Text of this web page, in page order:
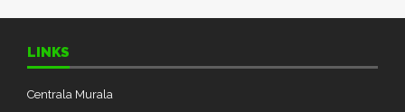
LINKS
Centrala Murala